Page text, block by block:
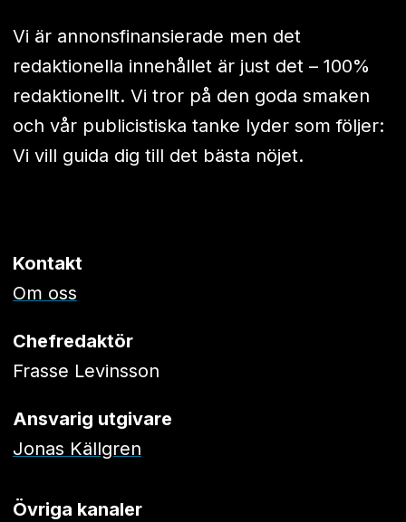
Vi är annonsfinansierade men det
redaktionella innehållet är just det – 100%
redaktionellt. Vi tror på den goda smaken
och vår publicistiska tanke lyder som följer:
Vi vill guida dig till det bästa nöjet.
Kontakt
Om oss
Chefredaktör
Frasse Levinsson
Ansvarig utgivare
Jonas Källgren
Övriga kanaler